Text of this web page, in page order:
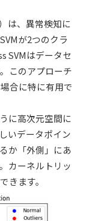
は、異常検知に
が2つのクラ
SVMはデータセ
このアプローチ
合に特に有用で
に高次元空間に
いデータポイン
か「外側」にあ
カーネルトリッ
きます。